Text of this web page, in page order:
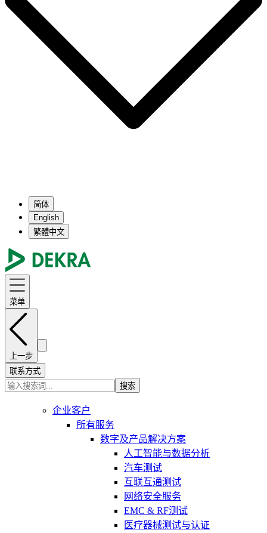
简体
English
繁體中文
菜单
上一步
联系方式
搜索
企业客户
所有服务
数字及产品解决方案
人工智能与数据分析
汽车测试
互联互通测试
网络安全服务
EMC & RF测试
医疗器械测试与认证